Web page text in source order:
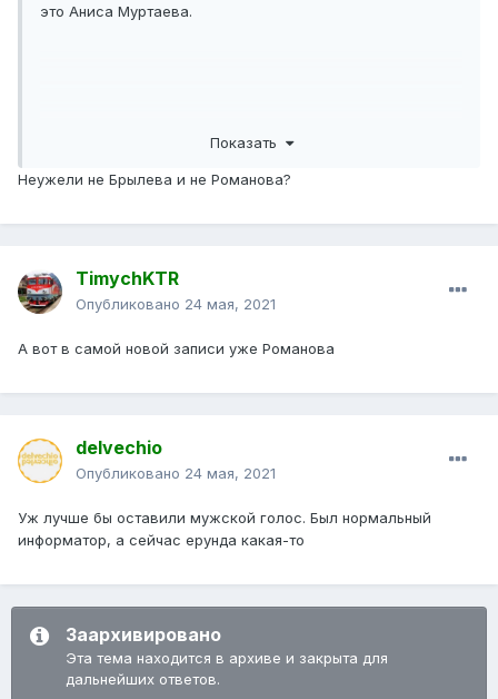
это Аниса Муртаева.
Показать
Неужели не Брылева и не Романова?
TimychKTR
Опубликовано 24 мая, 2021
А вот в самой новой записи уже Романова
delvechio
Опубликовано 24 мая, 2021
Уж лучше бы оставили мужской голос. Был нормальный
информатор, а сейчас ерунда какая-то
Заархивировано
Эта тема находится в архиве и закрыта для
дальнейших ответов.